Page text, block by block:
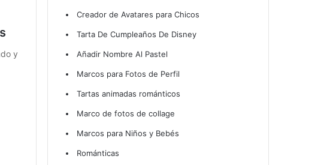
y
Creador de Avatares para Chicos
Tarta De Cumpleaños De Disney
Añadir Nombre Al Pastel
Marcos para Fotos de Perfil
Tartas animadas románticos
Marco de fotos de collage
Marcos para Niños y Bebés
Románticas